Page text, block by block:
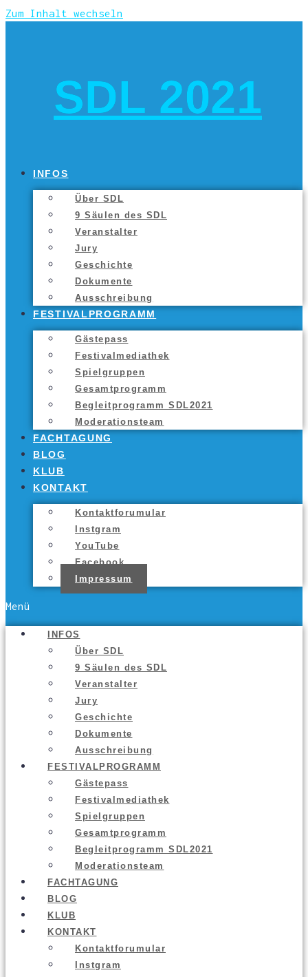
Zum Inhalt wechseln
SDL 2021
INFOS
Über SDL
9 Säu­len des SDL
Ver­an­stal­ter
Jury
Geschich­te
Doku­men­te
Aus­schrei­bung
FES­TI­VAL­PRO­GRAMM
Gäs­te­pass
Fes­ti­val­me­dia­thek
Spiel­grup­pen
Gesamt­pro­gramm
Begleit­pro­gramm SDL2021
Mode­ra­ti­ons­team
FACH­TA­GUNG
BLOG
KLUB
KON­TAKT
Kon­takt­fo­ru­mu­lar
Inst­gram
You­Tube
Face­book
Impres­sum
Menü
INFOS
Über SDL
9 Säu­len des SDL
Ver­an­stal­ter
Jury
Geschich­te
Doku­men­te
Aus­schrei­bung
FES­TI­VAL­PRO­GRAMM
Gäs­te­pass
Fes­ti­val­me­dia­thek
Spiel­grup­pen
Gesamt­pro­gramm
Begleit­pro­gramm SDL2021
Mode­ra­ti­ons­team
FACH­TA­GUNG
BLOG
KLUB
KON­TAKT
Kon­takt­fo­ru­mu­lar
Inst­gram